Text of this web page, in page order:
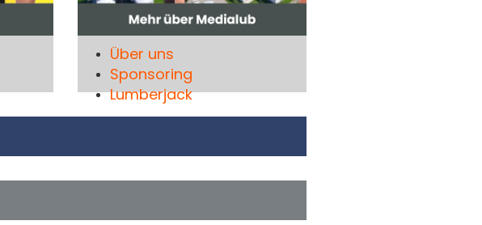
Über uns
Sponsoring
Lumberjack